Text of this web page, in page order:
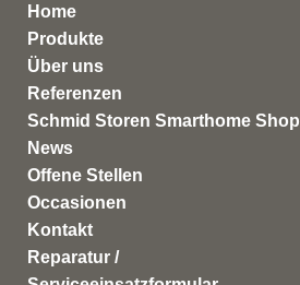
Home
Produkte
Über uns
Referenzen
Schmid Storen Smarthome Shop
News
Offene Stellen
Occasionen
Kontakt
Reparatur /